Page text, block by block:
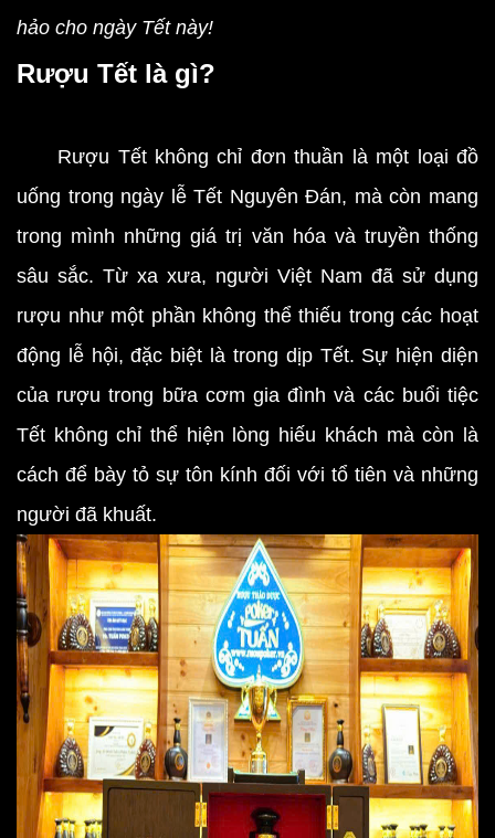
hảo cho ngày Tết này!
Rượu Tết là gì?
Rượu Tết không chỉ đơn thuần là một loại đồ
uống trong ngày lễ Tết Nguyên Đán, mà còn mang
trong mình những giá trị văn hóa và truyền thống
sâu sắc. Từ xa xưa, người Việt Nam đã sử dụng
rượu như một phần không thể thiếu trong các hoạt
động lễ hội, đặc biệt là trong dịp Tết. Sự hiện diện
của rượu trong bữa cơm gia đình và các buổi tiệc
Tết không chỉ thể hiện lòng hiếu khách mà còn là
cách để bày tỏ sự tôn kính đối với tổ tiên và những
người đã khuất.